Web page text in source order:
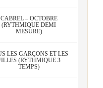
CABREL – OCTOBRE
(RYTHMIQUE DEMI
MESURE)
LES GARÇONS ET LES
(RYTHMIQUE 3
TEMPS)